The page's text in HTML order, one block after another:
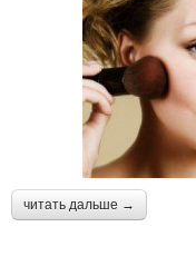
читать дальше →